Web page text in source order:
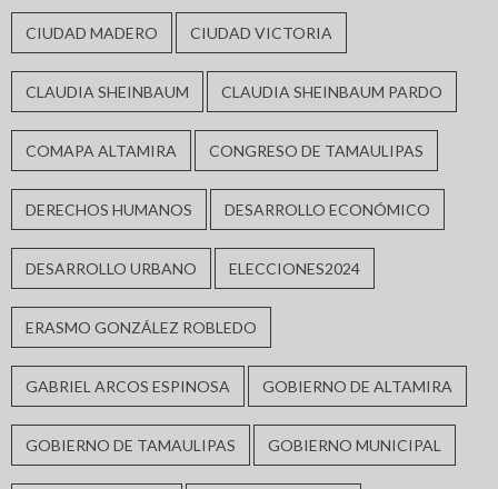
CIUDAD MADERO CIUDAD VICTORIA
CLAUDIA SHEINBAUM CLAUDIA SHEINBAUM PARDO
COMAPA ALTAMIRA CONGRESO DE TAMAULIPAS
DERECHOS HUMANOS DESARROLLO ECONÓMICO
DESARROLLO URBANO ELECCIONES2024
ERASMO GONZÁLEZ ROBLEDO
GABRIEL ARCOS ESPINOSA GOBIERNO DE ALTAMIRA
GOBIERNO DE TAMAULIPAS GOBIERNO MUNICIPAL